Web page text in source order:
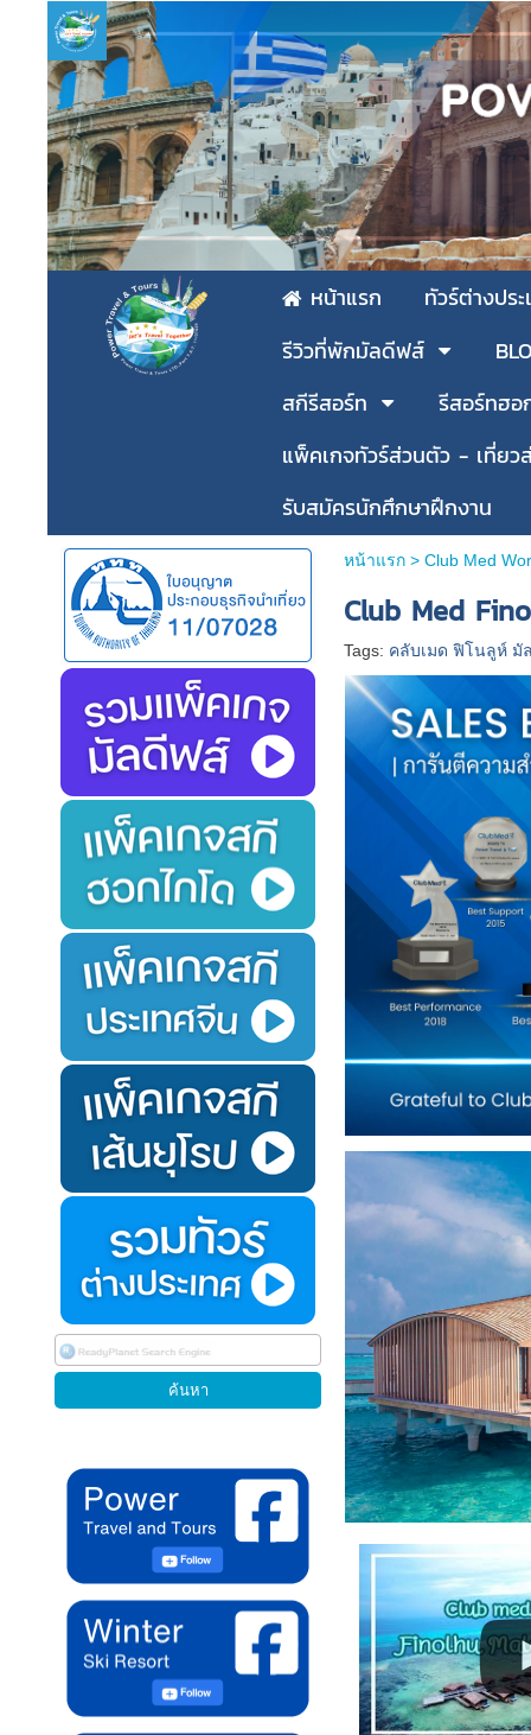
หน้าแรก
ทัวร์ต่างปร
รีวิวที่พักมัลดีฟส์
สกีรีสอร์ท
รีสอร์ทฮอ
แพ็คเกจทัวร์ส่วนตัว - เที่ยว
รับสมัครนักศึกษาฝึกงาน
หน้าแรก> Club Med
Club Med
Tags: คลับเมด ฟิโนลูห์ มั